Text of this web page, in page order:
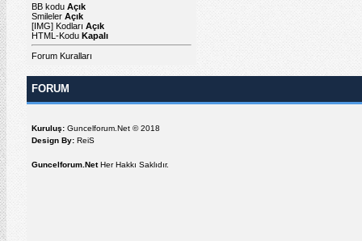
BB kodu Açık
Smileler Açık
[IMG] Kodları Açık
HTML-Kodu Kapalı
Forum Kuralları
FORUM
Kuruluş: Guncelforum.Net © 2018
Design By: ReiS
Guncelforum.NetHer Hakkı Saklıdır.